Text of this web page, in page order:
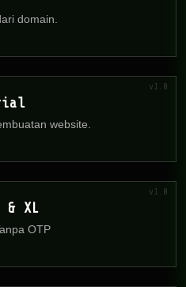
domain.
website.
v1.0
& XL
OTP
v1.0